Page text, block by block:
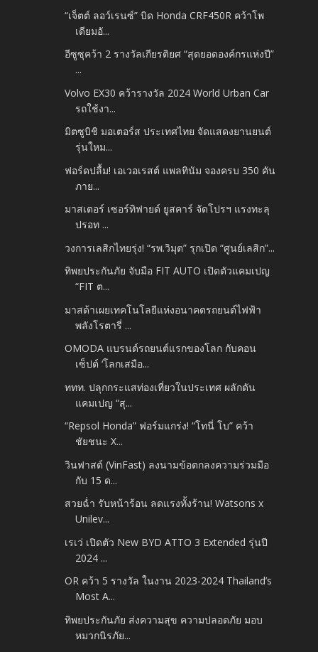
“เจ็ตต์ ลอว์เรนซ์” บิด Honda CRF450R คว้าโพ
เดียมอั...
อีซูซุคว้า 2 รางวัลเกียรติยศ “สุดยอดองค์กรแห่งปี”
...
Volvo EX30 คว้ารางวัล 2024 World Urban Car
รถใช้งา...
มิตซูบิชิ มอเตอร์ส ประเทศไทย จัดแสดงยานยนต์
รุ่นใหม...
ฟอร์ดปลื้ม! เอเวอเรสต์ แพลทินัม จองครบ 350 คัน
ภาย...
มาสเตอร์ เซอร์ทิฟายด์ ยูสคาร์ จัดโปรฯ แรงทะลุ
ปรอท ...
วงการเลสิกไทยรุ่ง! “รพ.วิมุต” รุกเปิด “ศูนย์เลสิก”...
ทิพยประกันภัย จับมือ FIT AUTO เปิดตัวแคมเปญ
“FIT ต...
มาสด้าเผยเทคโนโลยีแห่งอนาคตรถยนต์ไฟฟ้า
พลังโรตารี่ ...
OMODA แบรนด์รถยนต์แรกของโลก กับคอน
เซ็ปต์ ‘โลกเสมือ...
ททท. ปลุกกระแสท่องเที่ยวในประเทศ ผลักดัน
แคมเปญ “สุ...
“Repsol Honda” ฟอร์มแกร่ง! “โทนี่ โบ” คว้า
ชัยชนะ X...
วินฟาสต์ (VinFast) ลงนามข้อตกลงความร่วมมือ
กับ 15 ด...
สวยฉ่ำ รับหน้าร้อน ลดแรงทั้งร้าน! Watsons x
Unilev...
เรเว่ เปิดตัว New BYD ATTO 3 Extended รุ่นปี
2024 ...
OR คว้า 5 รางวัล ในงาน 2023-2024 Thailand’s
Most A...
ทิพยประกันภัย ส่งความสุข ความปลอดภัย มอบ
หมวกนิรภัย...